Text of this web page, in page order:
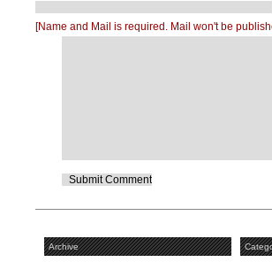
[Name and Mail is required. Mail won't be
Archive